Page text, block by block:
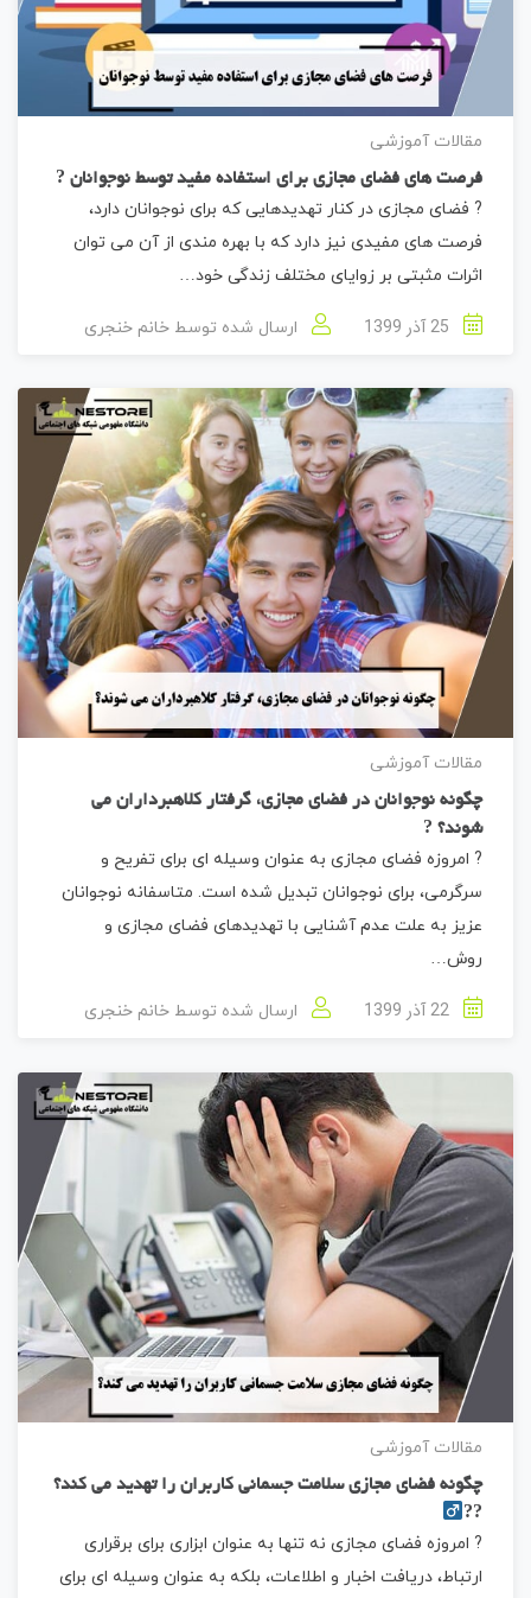
مقالات آموزشی
فرصت های فضای مجازی برای استفاده مفید توسط نوجوانان ?
? فضای مجازی در کنار تهدیدهایی که برای نوجوانان دارد،
فرصت های مفیدی نیز دارد که با بهره مندی از آن می توان
اثرات مثبتی بر زوایای مختلف زندگی خود…
ارسال شده توسط خانم خنجری
مقالات آموزشی
چگونه نوجوانان در فضای مجازی، گرفتار کلاهبرداران می
شوند؟ ?
? امروزه فضای مجازی به عنوان وسیله ای برای تفریح و
سرگرمی، برای نوجوانان تبدیل شده است. متاسفانه نوجوانان
عزیز به علت عدم آشنایی با تهدیدهای فضای مجازی و
روش…
ارسال شده توسط خانم خنجری
مقالات آموزشی
چگونه فضای مجازی سلامت جسمانی کاربران را تهدید می کند؟
??‍
? امروزه فضای مجازی نه تنها به عنوان ابزاری برای برقراری
ارتباط، دریافت اخبار و اطلاعات، بلکه به عنوان وسیله ای برای